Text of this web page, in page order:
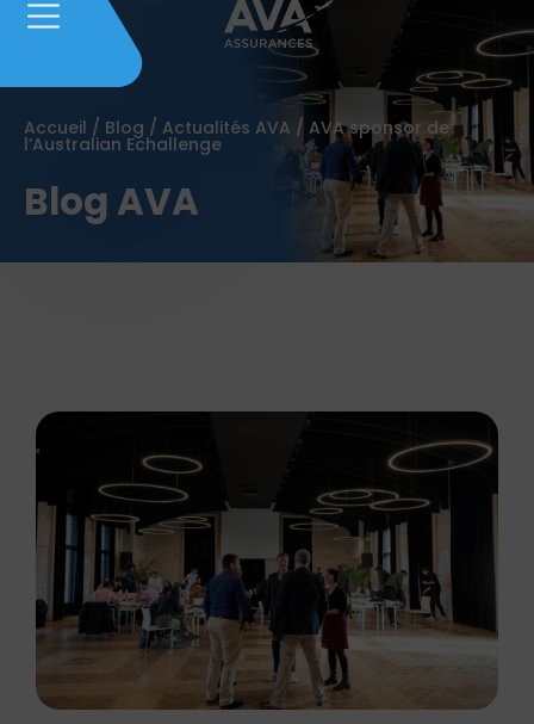
Accueil / Blog / Actualités AVA / AVA sponsor de
l’Australian Echallenge
Blog AVA